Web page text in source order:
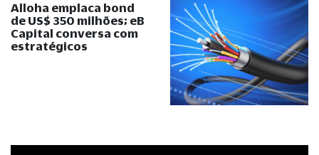
Alloha emplaca bond
de US$ 350 milhões; eB
Capital conversa com
estratégicos